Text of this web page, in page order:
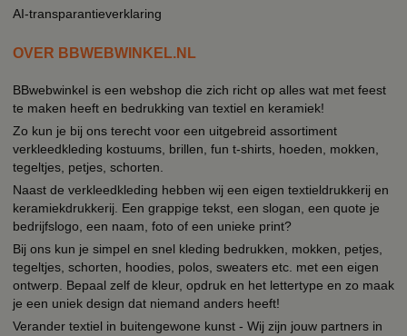
AI-transparantieverklaring
OVER BBWEBWINKEL.NL
BBwebwinkel is een webshop die zich richt op alles wat met feest
te maken heeft en bedrukking van textiel en keramiek!
Zo kun je bij ons terecht voor een uitgebreid assortiment
verkleedkleding kostuums, brillen, fun t-shirts, hoeden, mokken,
tegeltjes, petjes, schorten.
Naast de verkleedkleding hebben wij een eigen textieldrukkerij en
keramiekdrukkerij. Een grappige tekst, een slogan, een quote je
bedrijfslogo, een naam, foto of een unieke print?
Bij ons kun je simpel en snel kleding bedrukken, mokken, petjes,
tegeltjes, schorten, hoodies, polos, sweaters etc. met een eigen
ontwerp. Bepaal zelf de kleur, opdruk en het lettertype en zo maak
je een uniek design dat niemand anders heeft!
Verander textiel in buitengewone kunst - Wij zijn jouw partners in